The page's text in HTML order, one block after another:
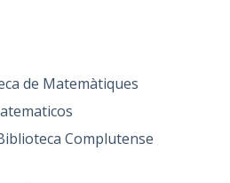
de Matemàtiques
Complutense